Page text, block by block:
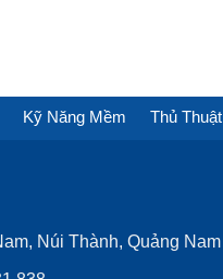
Kỹ Năng Mềm Thủ Thuật
Núi Thành, Quảng Nam